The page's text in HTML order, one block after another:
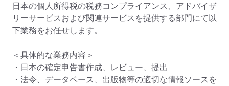
日本の個人所得税の税務コンプライアンス、アドバイザ
リーサービスおよび関連サービスを提供する部門にて以
下業務をお任せします。
＜具体的な業務内容＞
・日本の確定申告書作成、レビュー、提出
・法令、データベース、出版物等の適切な情報ソースを